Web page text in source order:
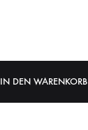
IN DEN WARENKORB